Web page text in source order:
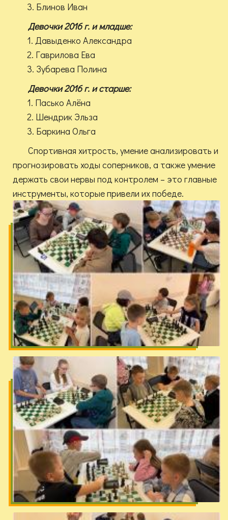
3. Блинов Иван
Девочки 2016 г. и младше:
1. Давыденко Александра
2. Гаврилова Ева
3. Зубарева Полина
Девочки 2016 г. и старше:
1. Пасько Алёна
2. Шендрик Эльза
3. Баркина Ольга
Спортивная хитрость, умение анализировать и
прогнозировать ходы соперников, а также умение
держать свои нервы под контролем – это главные
инструменты, которые привели их победе.